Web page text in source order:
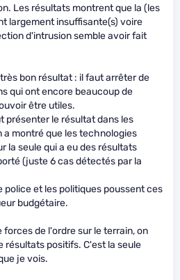
Les résultats montrent que la (les
largement insuffisante(s) voire
d'intrusion semble avoir fait
bon résultat : il faut arrêter de
qui ont encore beaucoup de
être utiles.
présenter le résultat dans les
montré que les technologies
la seule qui a eu des résultats
(juste 6 cas détectés par la
police et les politiques poussent ces
budgétaire.
de l'ordre sur le terrain, on
résultats positifs. C'est la seule
je vois.